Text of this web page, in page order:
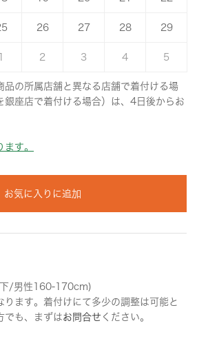
26 27 28 29
1 2 3 4 5
の所属店舗と異なる店舗で着付ける場
銀座店で着付ける場合）は、4日後からお
す。
お気に入りに追加
/男性160-170cm)
ます。着付けにて多少の調整は可能と
でも、まずはお問合せ ください。